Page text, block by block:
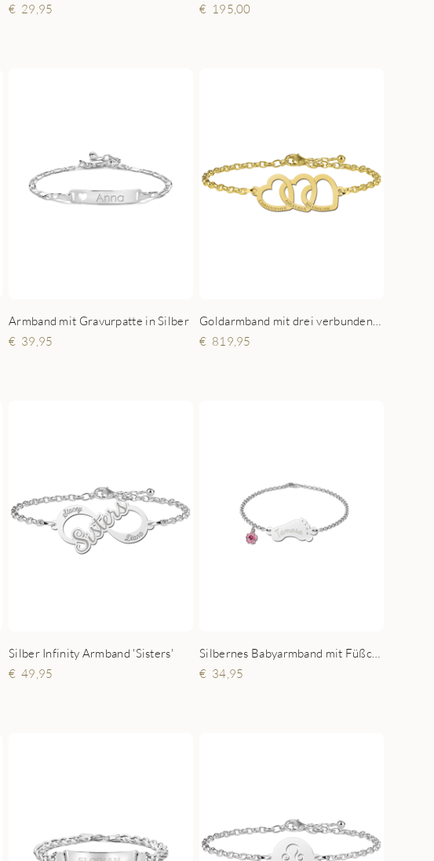
29,95
195,00
Armband mit Gravurpatte in Silber
39,95
819,95
Silber Infinity Armband 'Sisters'
49,95
34,95